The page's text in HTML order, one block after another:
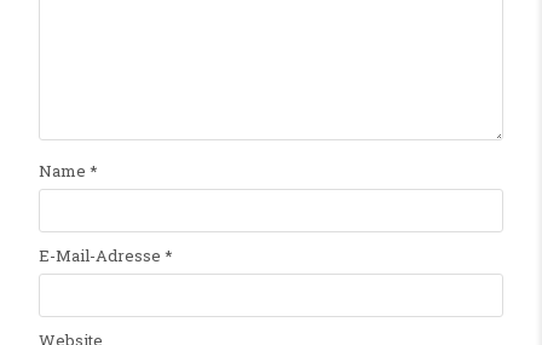
Name *
E-Mail-Adresse *
Website